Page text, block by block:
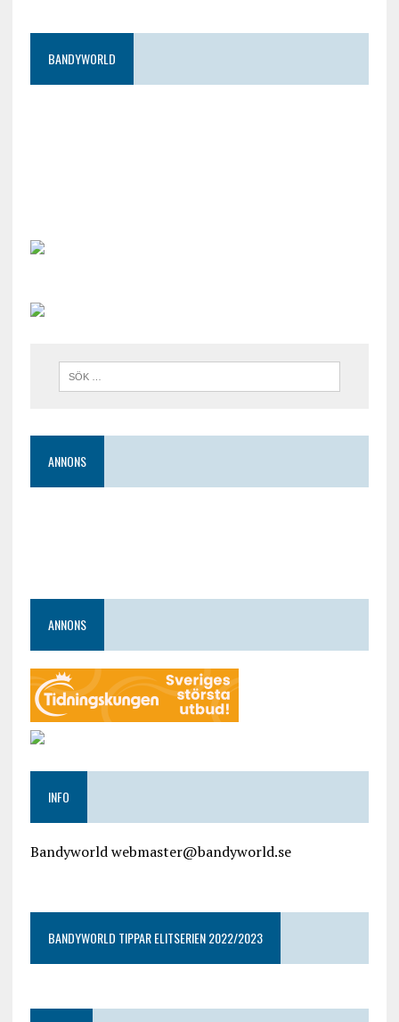
BANDYWORLD
ANNONS
ANNONS
INFO
Bandyworld webmaster@bandyworld.se
BANDYWORLD TIPPAR ELITSERIEN 2022/2023